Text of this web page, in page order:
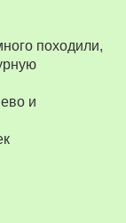
походили,
и